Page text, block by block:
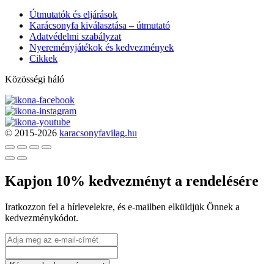
Útmutatók és eljárások
Karácsonyfa kiválasztása – útmutató
Adatvédelmi szabályzat
Nyereményjátékok és kedvezmények
Cikkek
Közösségi háló
© 2015-2026 karacsonyfavilag.hu
Kapjon 10% kedvezményt a rendelésére
Iratkozzon fel a hírlevelekre, és e-mailben elküldjük Önnek a
kedvezménykódot.